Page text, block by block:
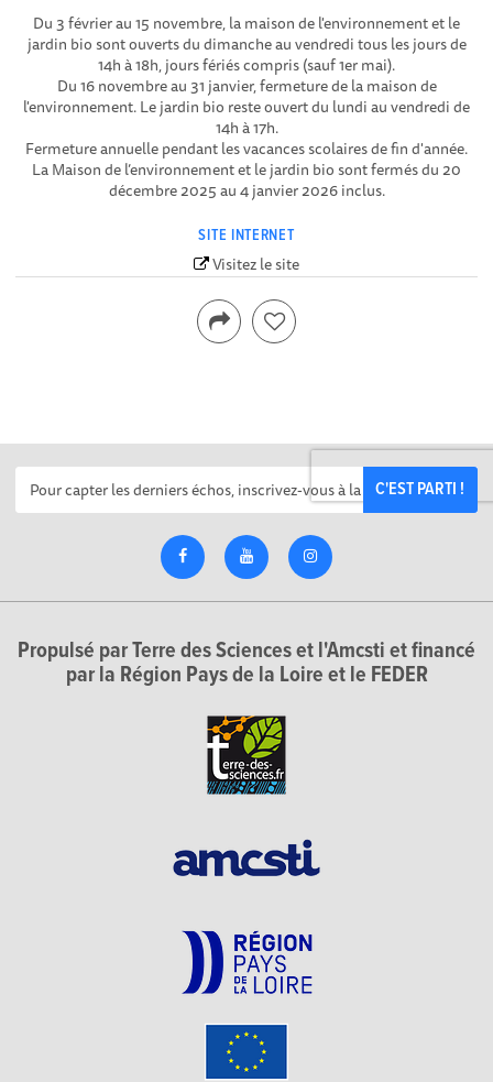
Du 3 février au 15 novembre, la maison de l'environnement et le
jardin bio sont ouverts du dimanche au vendredi tous les jours de
14h à 18h, jours fériés compris (sauf 1er mai).
Du 16 novembre au 31 janvier, fermeture de la maison de
l'environnement. Le jardin bio reste ouvert du lundi au vendredi de
14h à 17h.
Fermeture annuelle pendant les vacances scolaires de fin d'année.
La Maison de l’environnement et le jardin bio sont fermés du 20
décembre 2025 au 4 janvier 2026 inclus.
SITE INTERNET
Visitez le site
C'EST PARTI !
Propulsé par Terre des Sciences et l'Amcsti et financé
par la Région Pays de la Loire et le FEDER